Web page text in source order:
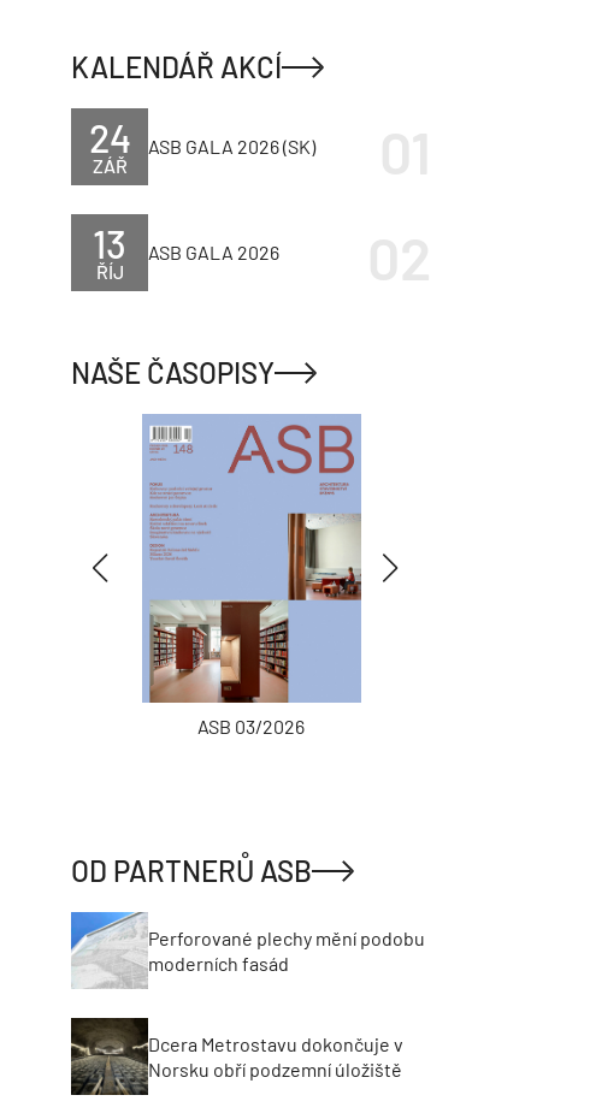
KALENDÁŘ AKCÍ
ZÁŘ
24 ASB GALA 2026 (SK)
ŘÍJ
13 ASB GALA 2026
NAŠE ČASOPISY
ASB 03/2026
OD PARTNERŮ ASB
Perforované plechy mění podobu
moderních fasád
Dcera Metrostavu dokončuje v
Norsku obří podzemní úložiště